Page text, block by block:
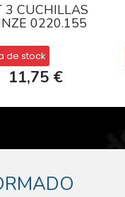
3 CUCHILLAS
0220.155
de stock
11,75 €